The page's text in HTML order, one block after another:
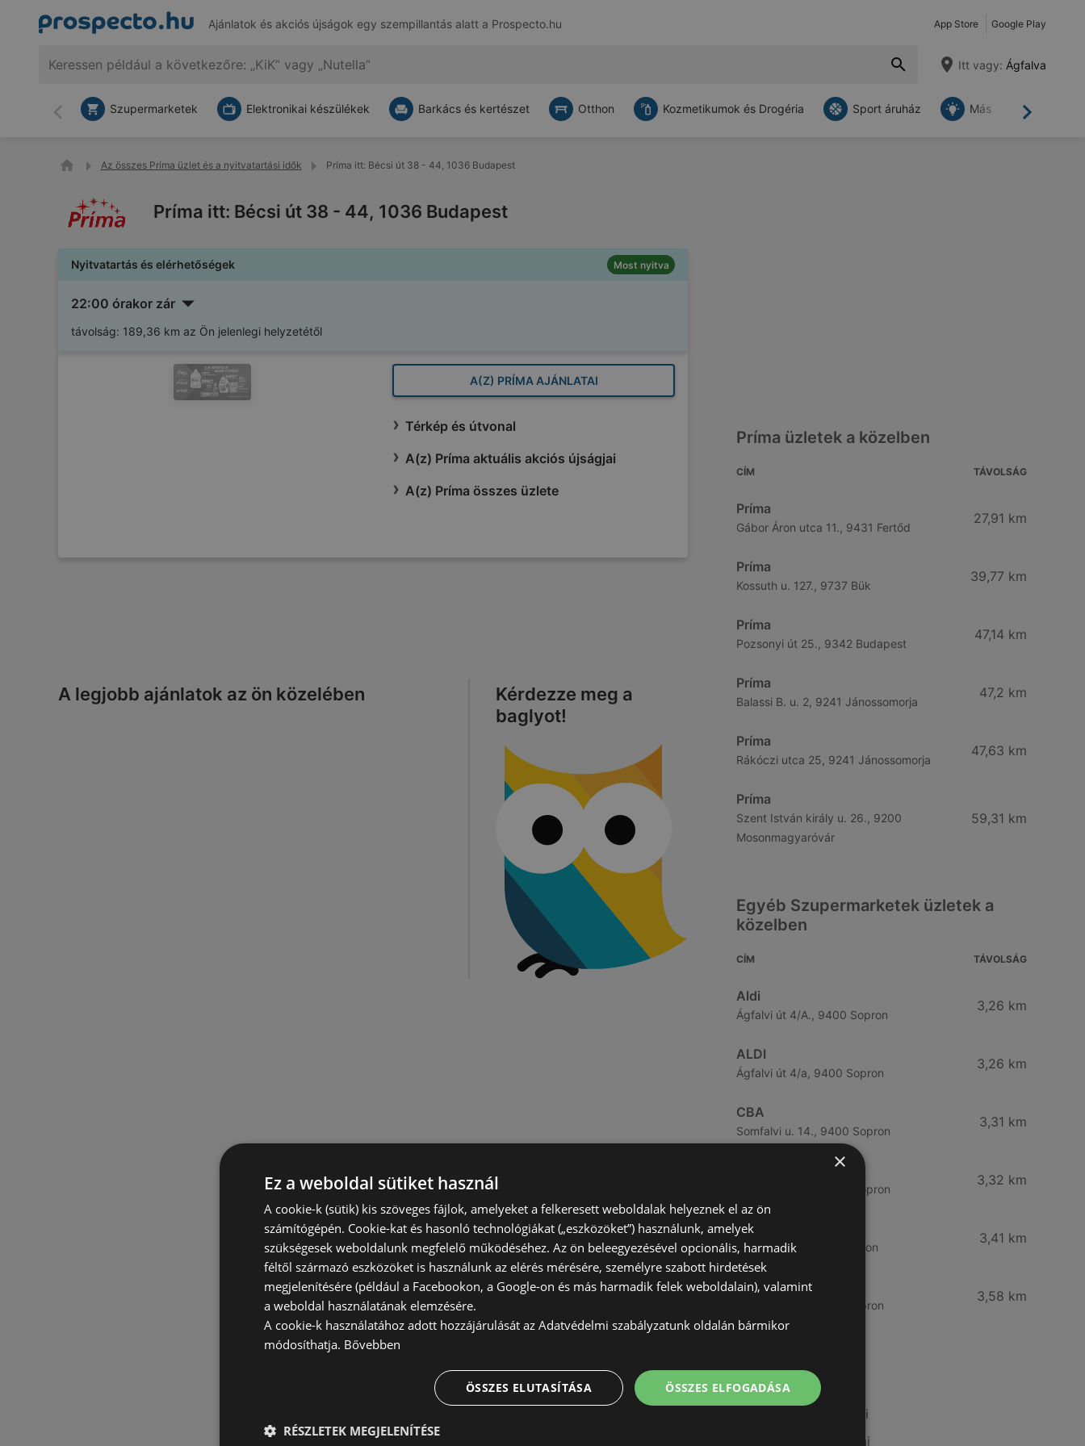
Ajánlatok és akciós újságok egy szempillantás alatt a Prospecto.hu App Store Google Play
Itt vagy: Ágfalva
Vissza Tovább
Szupermarketek Elektronikai készülékek Barkács és kertészet Otthon Kozmetikumok és Drogéria Sport áruház Más
Az összes Príma üzlet és a nyitvatartási idők Príma itt: Bécsi út 38 - 44, 1036 Budapest
Príma itt: Bécsi út 38 - 44, 1036 Budapest
Nyitvatartás és elérhetőségek Most nyitva
22:00 órakor zár
távolság: 189,36 km az Ön jelenlegi helyzetétől
A(Z) PRÍMA AJÁNLATAI
Térkép és útvonal
A(z) Príma aktuális akciós újságjai
A(z) Príma összes üzlete
A legjobb ajánlatok az ön közelében
Kérdezze meg a
baglyot!
Príma üzletek a közelben
CÍM TÁVOLSÁG
Príma
Gábor Áron utca 11., 9431 Fertőd
27,91 km
Príma
Kossuth u. 127., 9737 Bük
39,77 km
Príma
Pozsonyi út 25., 9342 Budapest
47,14 km
Príma
Balassi B. u. 2, 9241 Jánossomorja
47,2 km
Príma
Rákóczi utca 25, 9241 Jánossomorja
47,63 km
Príma
Szent István király u. 26., 9200
Mosonmagyaróvár
59,31 km
Egyéb Szupermarketek üzletek a
közelben
CÍM TÁVOLSÁG
Aldi
Ágfalvi út 4/A., 9400 Sopron
3,26 km
ALDI
Ágfalvi út 4/a, 9400 Sopron
3,26 km
CBA
Somfalvi u. 14., 9400 Sopron
3,31 km
Besenyő u. 16., 9400 Sopron
3,32 km
Reál
Ibolya út 15., 9400 Sopron
3,41 km
CBA
Bánfalvi u. 14, 9400 Sopron
3,58 km
További linkek
A(z) Príma ajánlatai
A(z) Tesco ajánlatai
×
Ez a weboldal sütiket használ
A cookie-k (sütik) kis szöveges fájlok, amelyeket a felkeresett weboldalak helyeznek el az ön
számítógépén. Cookie-kat és hasonló technológiákat („eszközöket”) használunk, amelyek
szükségesek weboldalunk megfelelő működéséhez. Az ön beleegyezésével opcionális, harmadik
féltől származó eszközöket is használunk az elérés mérésére, személyre szabott hirdetések
megjelenítésére (például a Facebookon, a Google-on és más harmadik felek weboldalain), valamint
a weboldal használatának elemzésére.
A cookie-k használatához adott hozzájárulását az Adatvédelmi szabályzatunk oldalán bármikor
módosíthatja. Bővebben
ÖSSZES ELFOGADÁSA
ÖSSZES ELUTASÍTÁSA
RÉSZLETEK MEGJELENÍTÉSE